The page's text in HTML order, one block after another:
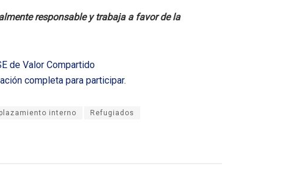
responsable y trabaja a favor de la
completa para participar.
interno Refugiados